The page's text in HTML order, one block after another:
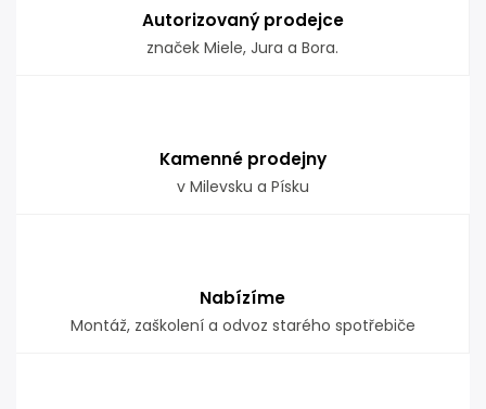
Autorizovaný prodejce
značek Miele, Jura a Bora.
Kamenné prodejny
v Milevsku a Písku
Nabízíme
Montáž, zaškolení a odvoz starého spotřebiče